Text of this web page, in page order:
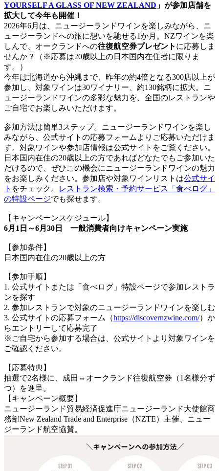
YOURSELF A GLASS OF NEW ZEALAND 」が参加店舗を
拡大して今年も開催！
2026年6月は、ニュージーランドワインを楽しみながら、ニ
ュージーランドへの旅に想いを馳せる1か月。NZワインを楽
しんで、オークランドへの往復航空券プレゼント に応募しま
せんか？（※応募は20歳以上の日本国内在住者に限りま
す。）
今年は北海道から沖縄まで、昨年の約4倍となる300店以上が
参加し、対象ワインは30ワイナリー、約130銘柄に拡大。ニ
ュージーランドワインの多彩な魅力を、全国のレストランや
ご自宅でお楽しみいただけます。
参加方法は簡単3ステップ。ニュージーランドワインを楽し
みながら、公式サイトの応募フォームよりご応募いただけま
す。対象ワインや参加店情報は公式サイトをご覧ください。
日本国内在住の20歳以上の方であればどなたでもご参加いた
だけるので、ぜひこの機会にニュージーランドワインの魅力
をお楽しみください。参加店や対象ワインリストは公式サイ
ト をチェック。
レストラン検索・予約サービス「食べログ」
の特設ページでも探せます。
【キャンペーンスケジュール】
6月1日～6月30日 一般消費者向けキャンペーン実施
【参加条件】
日本国内在住の20歳以上の方
【参加手順】
1. 公式サイトまたは「食べログ」特設ページで参加レストラ
ンを探す
2. 参加レストランで対象のニュージーランドワインを楽しむ
3. 公式サイトの応募フォーム（https://discovernzwine.com/）か
らエントリーして応募完了
※ご自宅から参加する場合は、公式サイトより対象ワインを
ご確認ください。
【応募特典】
抽選で2名様に、成田⇔オークランド往復航空券（1名様分ず
つ）を進呈。
【キャンペーン概要】
ニュージーランド貿易経済促進庁ニュージーランド大使館商
務部New Zealand Trade and Enterprise（NZTE）主催、ニュー
ジーランド航空協賛。